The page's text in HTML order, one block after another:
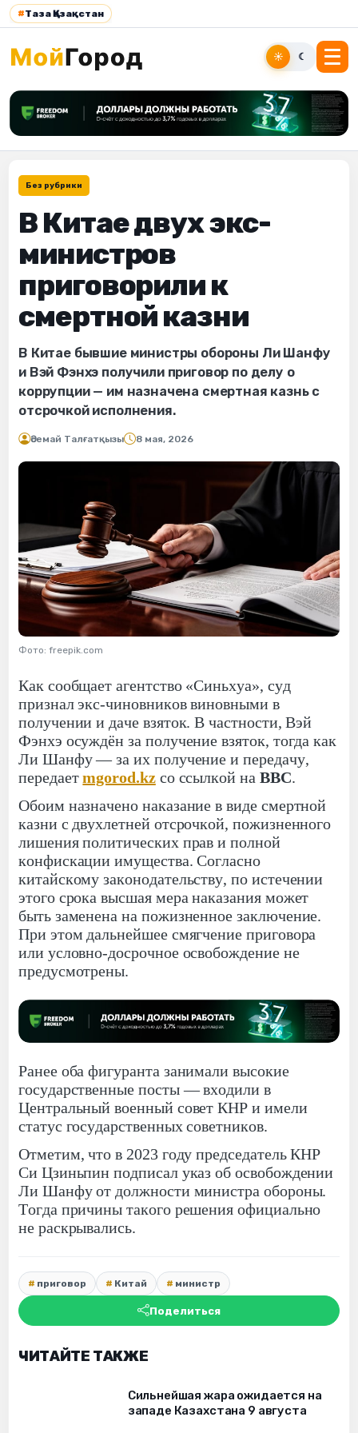
#Таза Қазақстан
☀ ☾
Без рубрики
В Китае двух экс-
министров
приговорили к
смертной казни
В Китае бывшие министры обороны Ли Шанфу
и Вэй Фэнхэ получили приговор по делу о
коррупции — им назначена смертная казнь с
отсрочкой исполнения.
Әсемай Талғатқызы 8 мая, 2026
Фото: freepik.com
Как сообщает агентство «Синьхуа», суд
признал экс-чиновников виновными в
получении и даче взяток. В частности, Вэй
Фэнхэ осуждён за получение взяток, тогда как
Ли Шанфу — за их получение и передачу,
передаетmgorod.kzсо ссылкой на BBC.
Обоим назначено наказание в виде смертной
казни с двухлетней отсрочкой, пожизненного
лишения политических прав и полной
конфискации имущества. Согласно
китайскому законодательству, по истечении
этого срока высшая мера наказания может
быть заменена на пожизненное заключение.
При этом дальнейшее смягчение приговора
или условно-досрочное освобождение не
предусмотрены.
Ранее оба фигуранта занимали высокие
государственные посты — входили в
Центральный военный совет КНР и имели
статус государственных советников.
Отметим, что в 2023 году председатель КНР
Си Цзиньпин подписал указ об освобождении
Ли Шанфу от должности министра обороны.
Тогда причины такого решения официально
не раскрывались.
приговор Китай министр
Поделиться
ЧИТАЙТЕ ТАКЖЕ
Сильнейшая жара ожидается на
западе Казахстана 9 августа